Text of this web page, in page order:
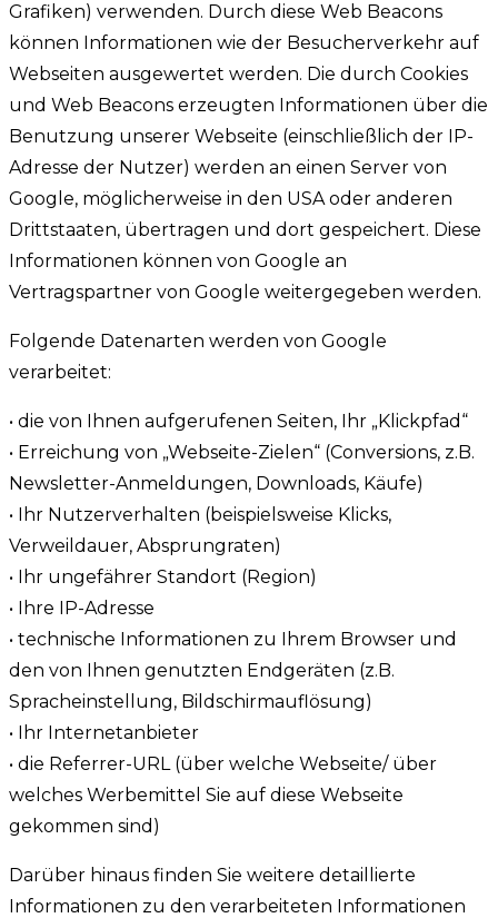
Grafiken) verwenden. Durch diese Web Beacons
können Informationen wie der Besucherverkehr auf
Webseiten ausgewertet werden. Die durch Cookies
und Web Beacons erzeugten Informationen über die
Benutzung unserer Webseite (einschließlich der IP-
Adresse der Nutzer) werden an einen Server von
Google, möglicherweise in den USA oder anderen
Drittstaaten, übertragen und dort gespeichert. Diese
Informationen können von Google an
Vertragspartner von Google weitergegeben werden.
Folgende Datenarten werden von Google
verarbeitet:
• die von Ihnen aufgerufenen Seiten, Ihr „Klickpfad“
• Erreichung von „Webseite-Zielen“ (Conversions, z.B.
Newsletter-Anmeldungen, Downloads, Käufe)
• Ihr Nutzerverhalten (beispielsweise Klicks,
Verweildauer, Absprungraten)
• Ihr ungefährer Standort (Region)
• Ihre IP-Adresse
• technische Informationen zu Ihrem Browser und
den von Ihnen genutzten Endgeräten (z.B.
Spracheinstellung, Bildschirmauflösung)
• Ihr Internetanbieter
• die Referrer-URL (über welche Webseite/ über
welches Werbemittel Sie auf diese Webseite
gekommen sind)
Darüber hinaus finden Sie weitere detaillierte
Informationen zu den verarbeiteten Informationen